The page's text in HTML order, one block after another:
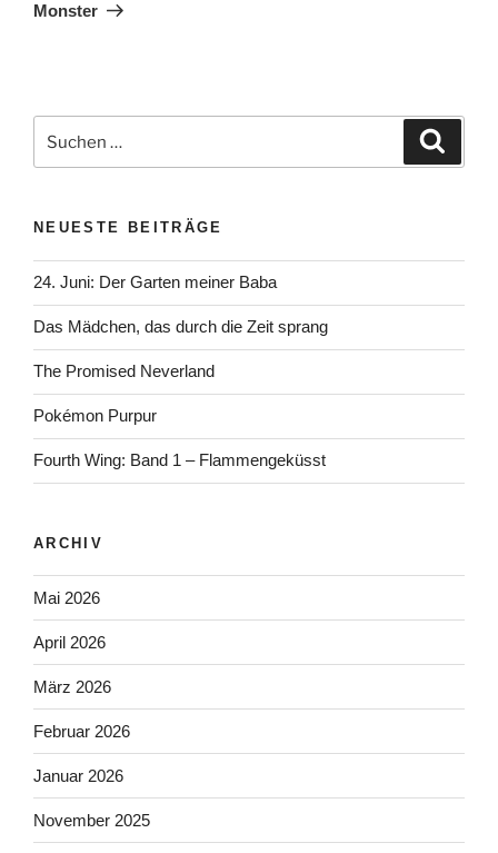
Monster
nach:
NEUESTE BEITRÄGE
24. Juni: Der Garten meiner Baba
Das Mädchen, das durch die Zeit sprang
The Promised Neverland
Pokémon Purpur
Fourth Wing: Band 1 – Flammengeküsst
ARCHIV
Mai 2026
April 2026
März 2026
Februar 2026
Januar 2026
November 2025